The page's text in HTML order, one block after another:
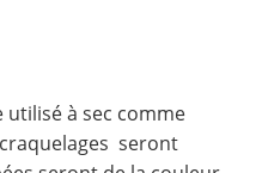
utilisé à sec comme
seront